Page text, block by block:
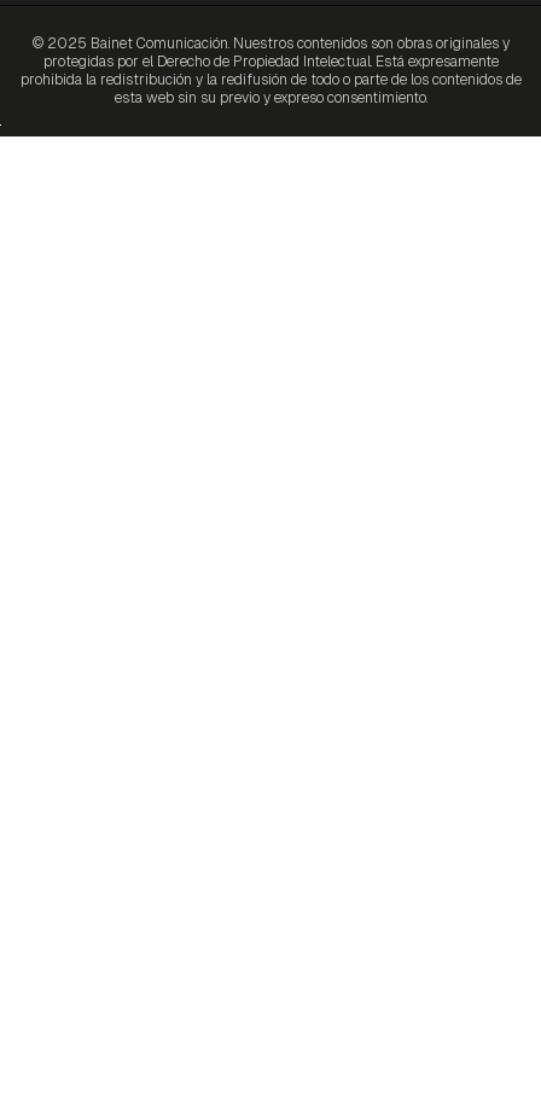
© 2025 Bainet Comunicación. Nuestros contenidos son obras originales y
protegidas por el Derecho de Propiedad Intelectual. Está expresamente
prohibida la redistribución y la redifusión de todo o parte de los contenidos de
esta web sin su previo y expreso consentimiento.